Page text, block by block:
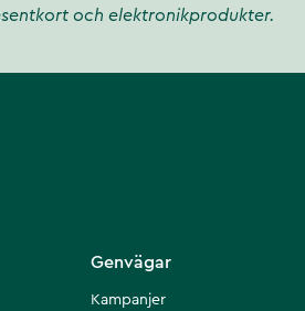
och elektronikprodukter.
Genvägar
Kampanjer